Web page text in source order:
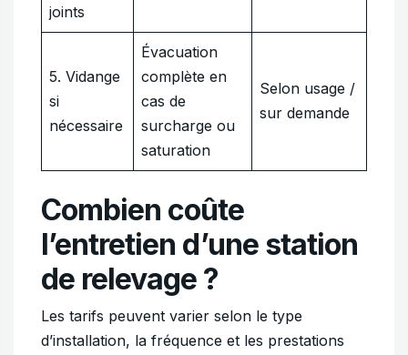
joints
5. Vidange
si
nécessaire
Évacuation
complète en
cas de
surcharge ou
saturation
Selon usage /
sur demande
Combien coûte
l’entretien d’une station
de relevage ?
Les tarifs peuvent varier selon le type
d’installation, la fréquence et les prestations